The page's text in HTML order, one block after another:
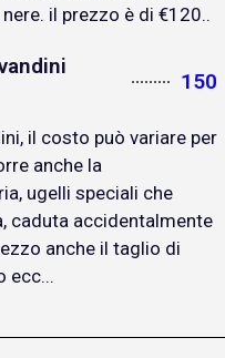
il prezzo è di €120..
150
il costo può variare per
anche la
ugelli speciali che
caduta accidentalmente
anche il taglio di
ecc...